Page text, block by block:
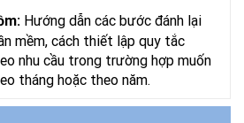
Hướng dẫn các bước đánh lại
mềm, cách thiết lập quy tắc
nhu cầu trong trường hợp muốn
tháng hoặc theo năm.